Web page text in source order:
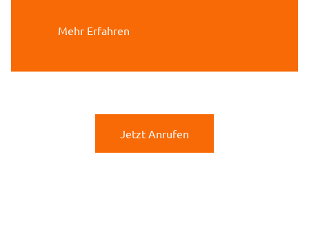
Mehr Erfahren
Jetzt Anrufen